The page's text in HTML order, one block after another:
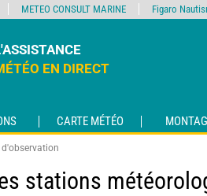
EN DIRECT
CARTE MÉTÉO
stations
METEO CONSULT MARINE Figaro